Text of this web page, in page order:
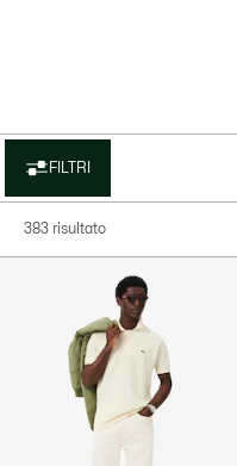
FILTRI
383 risultato